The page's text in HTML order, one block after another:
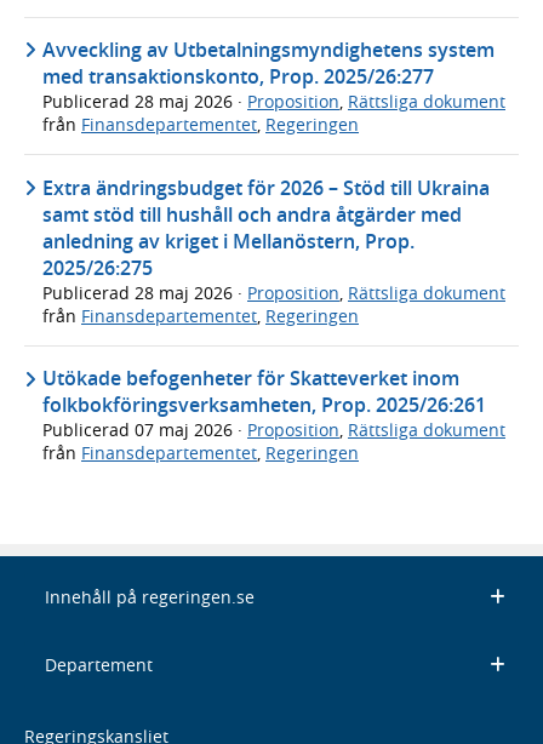
Avveckling av Utbetalningsmyndighetens system
med transaktionskonto, Prop. 2025/26:277
Publicerad 28 maj 2026 · Proposition, Rättsliga dokument
från Finansdepartementet, Regeringen
Extra ändringsbudget för 2026 – Stöd till Ukraina
samt stöd till hushåll och andra åtgärder med
anledning av kriget i Mellanöstern, Prop.
2025/26:275
Publicerad 28 maj 2026 · Proposition, Rättsliga dokument
från Finansdepartementet, Regeringen
Utökade befogenheter för Skatteverket inom
folkbokföringsverksamheten, Prop. 2025/26:261
Publicerad 07 maj 2026 · Proposition, Rättsliga dokument
från Finansdepartementet, Regeringen
Innehåll på regeringen.se
Departement
Regeringskansliet